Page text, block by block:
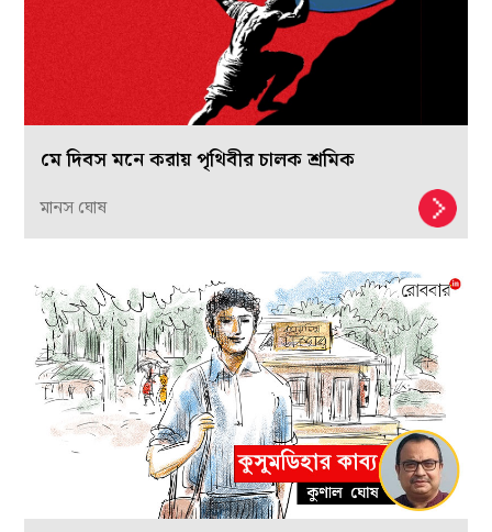
মে দিবস মনে করায় পৃথিবীর চালক শ্রমিক
মানস ঘোষ